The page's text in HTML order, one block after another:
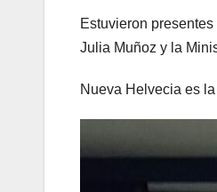
Estuvieron
Julia Muñoz y la
Nueva Helvecia es